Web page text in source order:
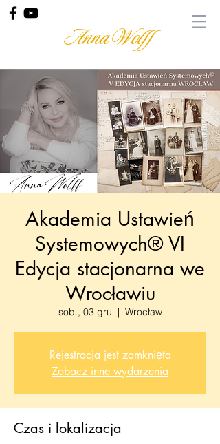
Anna Wolff
Akademia Ustawień
Systemowych® VI
Edycja stacjonarna we
Wrocławiu
sob., 03 gru
  |
Wrocław
Rejestracja jest zamknięta
Zobacz inne wydarzenia
Czas i lokalizacja